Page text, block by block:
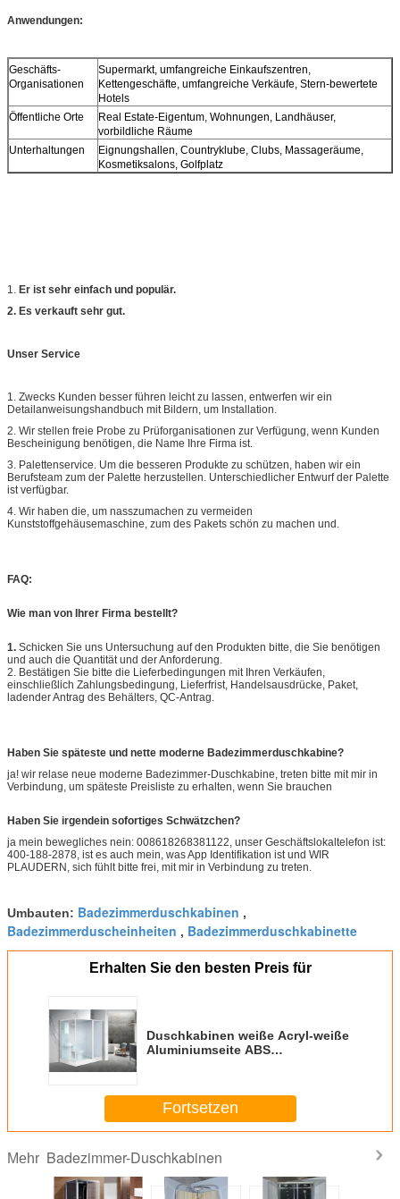
Anwendungen:
Geschäfts-
Organisationen
Supermarkt, umfangreiche Einkaufszentren,
Kettengeschäfte, umfangreiche Verkäufe, Stern-bewertete
Hotels
Öffentliche Orte
Real Estate-Eigentum, Wohnungen, Landhäuser,
vorbildliche Räume
Unterhaltungen
Eignungshallen, Countryklube, Clubs, Massageräume,
Kosmetiksalons, Golfplatz
1. Er ist sehr einfach und populär.
2. Es verkauft sehr gut.
Unser Service
1. Zwecks Kunden besser führen leicht zu lassen, entwerfen wir ein
Detailanweisungshandbuch mit Bildern, um Installation.
2. Wir stellen freie Probe zu Prüforganisationen zur Verfügung, wenn Kunden
Bescheinigung benötigen, die Name Ihre Firma ist.
3. Palettenservice. Um die besseren Produkte zu schützen, haben wir ein
Berufsteam zum der Palette herzustellen. Unterschiedlicher Entwurf der Palette
ist verfügbar.
4. Wir haben die, um nasszumachen zu vermeiden
Kunststoffgehäusemaschine, zum des Pakets schön zu machen und.
FAQ:
Wie man von Ihrer Firma bestellt?
1. Schicken Sie uns Untersuchung auf den Produkten bitte, die Sie benötigen
und auch die Quantität und der Anforderung.
2. Bestätigen Sie bitte die Lieferbedingungen mit Ihren Verkäufen,
einschließlich Zahlungsbedingung, Lieferfrist, Handelsausdrücke, Paket,
ladender Antrag des Behälters, QC-Antrag.
Haben Sie späteste und nette moderne Badezimmerduschkabine?
ja! wir relase neue moderne Badezimmer-Duschkabine, treten bitte mit mir in
Verbindung, um späteste Preisliste zu erhalten, wenn Sie brauchen
Haben Sie irgendein sofortiges Schwätzchen?
ja mein bewegliches nein: 008618268381122, unser Geschäftslokaltelefon ist:
400-188-2878, ist es auch mein, was App Identifikation ist und WIR
PLAUDERN, sich fühlt bitte frei, mit mir in Verbindung zu treten.
Umbauten: Badezimmerduschkabinen ,
Badezimmerduscheinheiten , Badezimmerduschkabinette
Erhalten Sie den besten Preis für
Duschkabinen weiße Acryl-weiße
Aluminiumseite ABS
Fortsetzen
Mehr Badezimmer-Duschkabinen